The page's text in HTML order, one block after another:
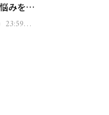
みを解
ムを
23:59ま